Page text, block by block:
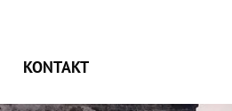
KONTAKT